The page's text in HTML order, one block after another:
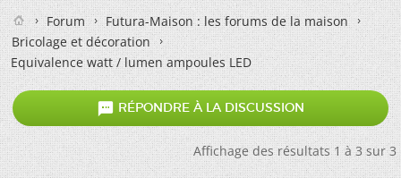
Forum
Futura-Maison : les forums de la maison
Bricolage et décoration
Equivalence watt / lumen ampoules LED
 RÉPONDRE À LA DISCUSSION
Affichage des résultats 1 à 3 sur 3